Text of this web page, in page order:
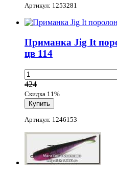
Артикул: 1253281
Приманка Jig It
цв 114
424
Скидка 11%
Артикул: 1246153